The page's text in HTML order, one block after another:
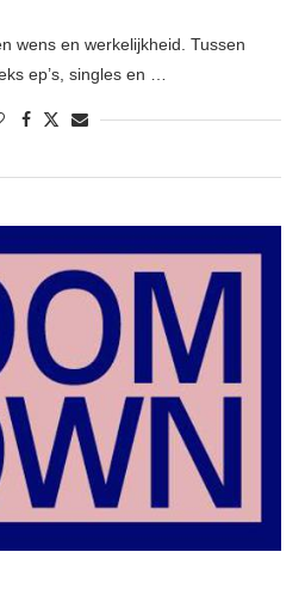
wens en werkelijkheid. Tussen
ep’s, singles en …